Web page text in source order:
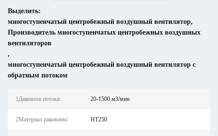
Выделить:
многоступенчатый центробежный воздушный вентилятор,
Производитель многоступенчатых центробежных воздушных
вентиляторов
,
многоступенчатый центробежный воздушный вентилятор с
обратным потоком
1Диапазон потока: 20-1500 м3/мин
2Материал раковины: HT250